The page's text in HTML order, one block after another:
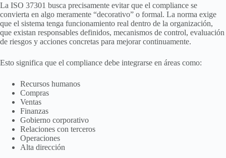
La ISO 37301 busca precisamente evitar que el compliance se
convierta en algo meramente “decorativo” o formal. La norma exige
que el sistema tenga funcionamiento real dentro de la organización,
que existan responsables definidos, mecanismos de control, evaluación
de riesgos y acciones concretas para mejorar continuamente.
Esto significa que el compliance debe integrarse en áreas como:
Recursos humanos
Compras
Ventas
Finanzas
Gobierno corporativo
Relaciones con terceros
Operaciones
Alta dirección